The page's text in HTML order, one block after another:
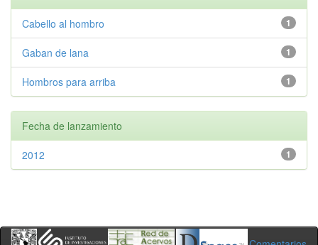
1
Cabello al hombro
1
Gaban de lana
1
Hombros para arriba
Fecha de lanzamiento
1
2012